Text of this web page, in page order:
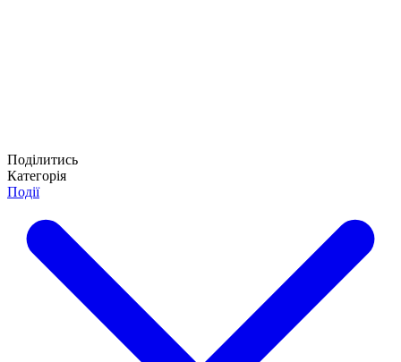
Поділитись
Категорія
Події